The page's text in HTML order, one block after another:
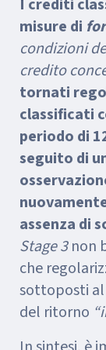
I crediti
misure di
condizioni
credito
tornati
classificati
periodo di
seguito di
assenza di
Stage 3non
che
sottoposti al
del ritorno